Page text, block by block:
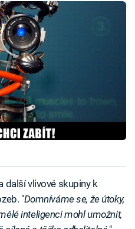
další vlivové skupiny k
"Domníváme se, že útoky,
inteligenci mohl umožnit,